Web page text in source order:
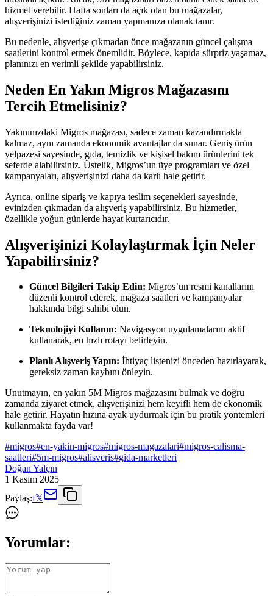
hizmet verebilir. Hafta sonları da açık olan bu mağazalar,
alışverişinizi istediğiniz zaman yapmanıza olanak tanır.
Bu nedenle, alışverişe çıkmadan önce mağazanın güncel çalışma
saatlerini kontrol etmek önemlidir. Böylece, kapıda sürpriz yaşamaz,
planınızı en verimli şekilde yapabilirsiniz.
Neden En Yakın Migros Mağazasını
Tercih Etmelisiniz?
Yakınınızdaki Migros mağazası, sadece zaman kazandırmakla
kalmaz, aynı zamanda ekonomik avantajlar da sunar. Geniş ürün
yelpazesi sayesinde, gıda, temizlik ve kişisel bakım ürünlerini tek
seferde alabilirsiniz. Üstelik, Migros’un üye programları ve özel
kampanyaları, alışverişinizi daha da karlı hale getirir.
Ayrıca, online sipariş ve kapıya teslim seçenekleri sayesinde,
evinizden çıkmadan da alışveriş yapabilirsiniz. Bu hizmetler,
özellikle yoğun günlerde hayat kurtarıcıdır.
Alışverişinizi Kolaylaştırmak İçin Neler
Yapabilirsiniz?
Güncel Bilgileri Takip Edin: Migros’un resmi kanallarını
düzenli kontrol ederek, mağaza saatleri ve kampanyalar
hakkında bilgi sahibi olun.
Teknolojiyi Kullanın: Navigasyon uygulamalarını aktif
kullanarak, en hızlı rotayı belirleyin.
Planlı Alışveriş Yapın: İhtiyaç listenizi önceden hazırlayarak,
gereksiz zaman kaybını önleyin.
Unutmayın, en yakın 5M Migros mağazasını bulmak ve doğru
zamanda ziyaret etmek, alışverişinizi hem keyifli hem de ekonomik
hale getirir. Hayatın hızına ayak uydurmak için bu pratik yöntemleri
kullanmakta fayda var!
#migros#en-yakin-migros#migros-magazalari#migros-calisma-
saatleri#5m-migros#alisveris#gida-marketleri
Doğan Yalçın
1 Kasım 2025
Paylaş:f𝕏
Yorumlar: